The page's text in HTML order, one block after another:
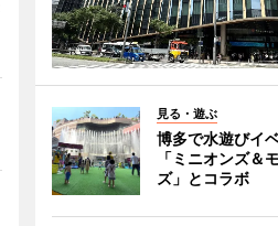
見る・遊ぶ
博多で水遊びイ
「ミニオンズ＆
ズ」とコラボ